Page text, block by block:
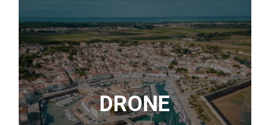
DRONE